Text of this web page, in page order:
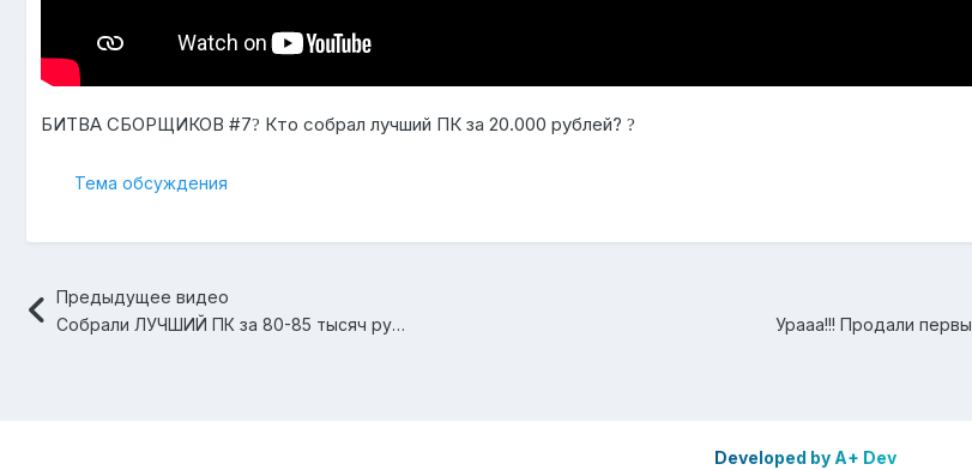
БИТВА СБОРЩИКОВ #7? Кто собрал лучший ПК за 20.000 рублей? ?
Тема обсуждения
Предыдущее видео
Собрали ЛУЧШИЙ ПК за 80-85 тысяч рублей! Битва кулеров до 2000 рублей! ?
Developed by A+ Dev